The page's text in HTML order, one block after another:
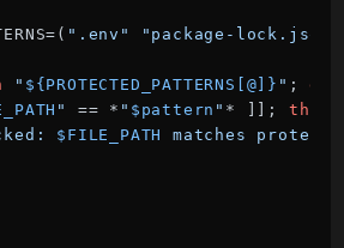
".env" "package-lock.json"
" ${PROTECTED_PATTERNS[@]} " ; do
" == * " $pattern " * ]]; then
$FILE_PATH
matches